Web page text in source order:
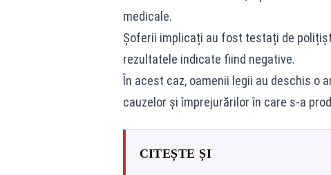
medicale.
Șoferii implicați au fost testați de
rezultatele indicate fiind negative.
În acest caz, oamenii legii au deschis o
cauzelor şi împrejurărilor în care s-a
CITEȘTE ȘI